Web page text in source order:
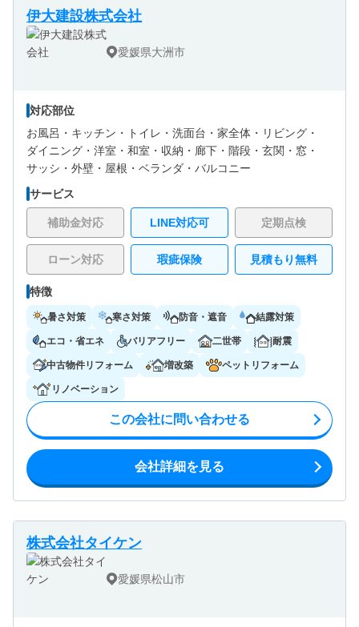
伊大建設株式会社
愛媛県大洲市
対応部位
お風呂・ キッチン・ トイレ・ 洗面台・ 家全体・ リビング・
ダイニング・ 洋室・ 和室・ 収納・ 廊下・ 階段・ 玄関・ 窓・
サッシ・ 外壁・ 屋根・ ベランダ・バルコニー
サービス
補助金対応 LINE対応可 定期点検
ローン対応 瑕疵保険 見積もり無料
特徴
暑さ対策 寒さ対策 防音・遮音 結露対策
エコ・省エネ バリアフリー 二世帯 耐震
中古物件リフォーム 増改築 ペットリフォーム
リノベーション
この会社に問い合わせる
会社詳細を見る
株式会社タイケン
愛媛県松山市